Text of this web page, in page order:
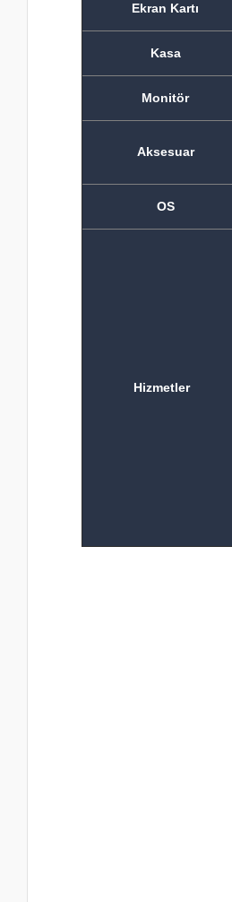
Ekran Kartı
Kasa
Monitör
Aksesuar
OS
Hizmetler